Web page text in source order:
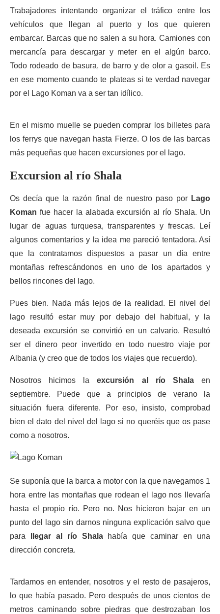
Trabajadores intentando organizar el tráfico entre los
vehículos que llegan al puerto y los que quieren
embarcar. Barcas que no salen a su hora. Camiones con
mercancía para descargar y meter en el algún barco.
Todo rodeado de basura, de barro y de olor a gasoil. Es
en ese momento cuando te plateas si te verdad navegar
por el Lago Koman va a ser tan idílico.
En el mismo muelle se pueden comprar los billetes para
los ferrys que navegan hasta Fierze. O los de las barcas
más pequeñas que hacen excursiones por el lago.
Excursion al río Shala
Os decía que la razón final de nuestro paso por Lago
Koman fue hacer la alabada excursión al río Shala. Un
lugar de aguas turquesa, transparentes y frescas. Leí
algunos comentarios y la idea me pareció tentadora. Así
que la contratamos dispuestos a pasar un día entre
montañas refrescándonos en uno de los apartados y
bellos rincones del lago.
Pues bien. Nada más lejos de la realidad. El nivel del
lago resultó estar muy por debajo del habitual, y la
deseada excursión se convirtió en un calvario. Resultó
ser el dinero peor invertido en todo nuestro viaje por
Albania (y creo que de todos los viajes que recuerdo).
Nosotros hicimos laexcursión al río Shalaen
septiembre. Puede que a principios de verano la
situación fuera diferente. Por eso, insisto, comprobad
bien el dato del nivel del lago si no queréis que os pase
como a nosotros.
Se suponía que la barca a motor con la que navegamos 1
hora entre las montañas que rodean el lago nos llevaría
hasta el propio río. Pero no. Nos hicieron bajar en un
punto del lago sin darnos ninguna explicación salvo que
para
llegar al río Shalahabía que caminar en una
dirección concreta.
Tardamos en entender, nosotros y el resto de pasajeros,
lo que había pasado. Pero después de unos cientos de
metros caminando sobre piedras que destrozaban los